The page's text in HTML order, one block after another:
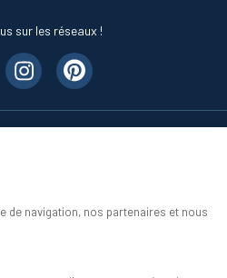
de navigation, nos partenaires et nous
sur les réseaux !